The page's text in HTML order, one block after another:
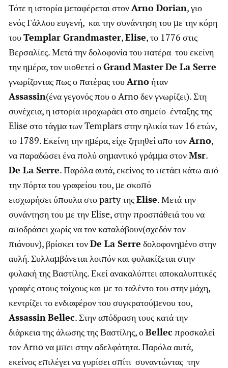
Τότε η ιστορία μεταφέρεται στονArno Dorian, γιο
ενός Γάλλου ευγενή, και την συνάντηση του με την κόρη
τουTemplar Grandmaster,Elise, το 1776 στις
Βερσαλίες. Μετά την δολοφονία του πατέρα του εκείνη
την ημέρα, τον υιοθετεί οGrandMasterDe La Serre
γνωρίζοντας πως ο πατέρας τουArnoήταν
Assassin(ένα γεγονός που ο Arno δεν γνωρίζει). Στη
συνέχεια, η ιστορία προχωράει στο σημείο ένταξης της
Elise στο τάγμα των Templars στην ηλικία των 16 ετών,
το 1789. Εκείνη την ημέρα, είχε ζητηθεί απο τονArno,
να παραδώσει ένα πολύ σημαντικό γράμμα στονMsr.
De La Serre. Παρόλα αυτά, εκείνος το πετάει κάτω από
την πόρτα του γραφείου του, με σκοπό
εισχωρήσει ύπουλα στο party τηςElise. Μετά την
συνάντηση του με την Elise, στην προσπάθειά του να
αποδράσει χωρίς να τον καταλάβουν(σχεδόν τον
πιάνουν), βρίσκει τονDe La Serre δολοφονημένο στην
αυλή. Συλλαμβάνεται λοιπόν και φυλακίζεται στην
φυλακή της Βαστίλης. Εκεί ανακαλύπτει αποκαλυπτικές
γραφές στους τοίχους και με το ταλέντο του στην μάχη,
κεντρίζει το ενδιαφέρον του συγκρατούμενου του,
AssassinBellec. Στην απόδραση τους κατά την
διάρκεια της άλωσης της Βαστίλης, οBellec προσκαλεί
τον Arno να μπει στην αδελφότητα. Παρόλα αυτά,
εκείνος επιλέγει να γυρίσει σπίτι συναντώντας την